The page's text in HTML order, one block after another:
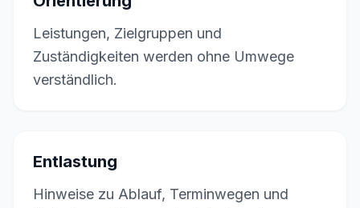
Leistungen, Zielgruppen und
Zuständigkeiten werden ohne Umwege
verständlich.
Entlastung
Hinweise zu Ablauf, Terminwegen und